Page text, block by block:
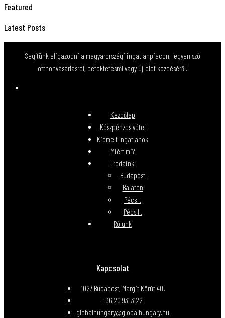
Featured
Latest Posts
Segítünk eligazodni a magyarországi ingatlanpiacon, legyen szó
otthonvásárlásról, befektetésről vagy új élet kezdéséről.
Kezdőlap
Készpénzes vétel
Kiemelt Ingatlanok
Miért mi?
Irodáink
Budapest
Balaton
Pécs I.
Pécs II.
Rólunk
Kapcsolat
1027 Budapest, Margit Körút 40.
+36 20 931 3122
globalhungary@globalhungary.hu